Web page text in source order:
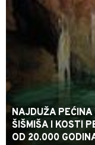
NAJDUŽA
ŠIŠMIŠA I KOSTI
OD 20.000